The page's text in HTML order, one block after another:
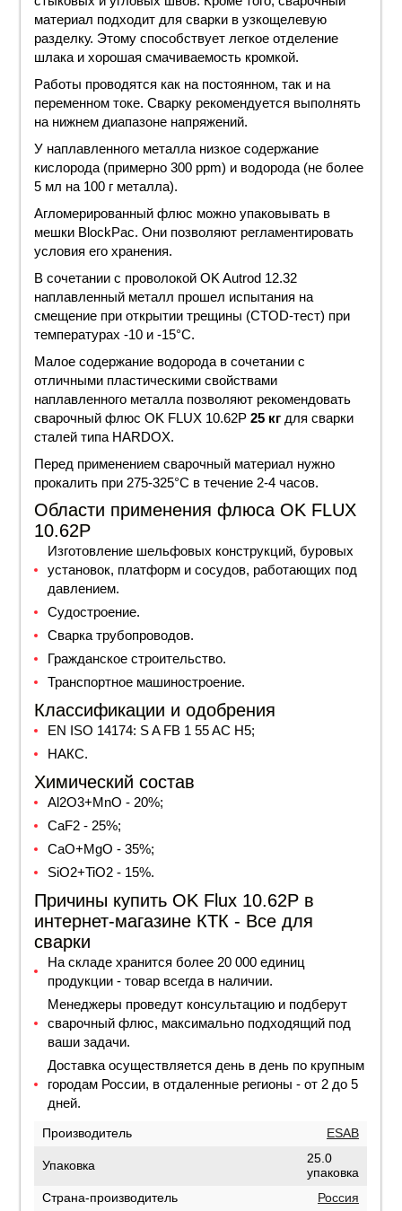
материал подходит для сварки в узкощелевую
разделку. Этому способствует легкое отделение
шлака и хорошая смачиваемость кромкой.
Работы проводятся как на постоянном, так и на
переменном токе. Сварку рекомендуется выполнять
на нижнем диапазоне напряжений.
У наплавленного металла низкое содержание
кислорода (примерно 300 ppm) и водорода (не более
5 мл на 100 г металла).
Агломерированный флюс можно упаковывать в
мешки BlockPac. Они позволяют регламентировать
условия его хранения.
В сочетании с проволокой OK Autrod 12.32
наплавленный металл прошел испытания на
смещение при открытии трещины (CTOD-тест) при
температурах -10 и -15°С.
Малое содержание водорода в сочетании с
отличными пластическими свойствами
наплавленного металла позволяют рекомендовать
сварочный флюс OK FLUX 10.62Р 25 кг для сварки
сталей типа HARDOX.
Перед применением сварочный материал нужно
прокалить при 275-325°С в течение 2-4 часов.
Области применения флюса OK FLUX
10.62Р
Изготовление шельфовых конструкций, буровых
установок, платформ и сосудов, работающих под
давлением.
Судостроение.
Сварка трубопроводов.
Гражданское строительство.
Транспортное машиностроение.
Классификации и одобрения
EN ISO 14174: S A FB 1 55 AC H5;
НАКС.
Химический состав
Al2O3+MnO - 20%;
CaF2 - 25%;
CaO+MgO - 35%;
SiO2+TiO2 - 15%.
Причины купить OK Flux 10.62Р в
интернет-магазине КТК - Все для
сварки
На складе хранится более 20 000 единиц
продукции - товар всегда в наличии.
Менеджеры проведут консультацию и подберут
сварочный флюс, максимально подходящий под
ваши задачи.
Доставка осуществляется день в день по крупным
городам России, в отдаленные регионы - от 2 до 5
дней.
Производитель ESAB
Упаковка
25.0
упаковка
Страна-производитель
Россия